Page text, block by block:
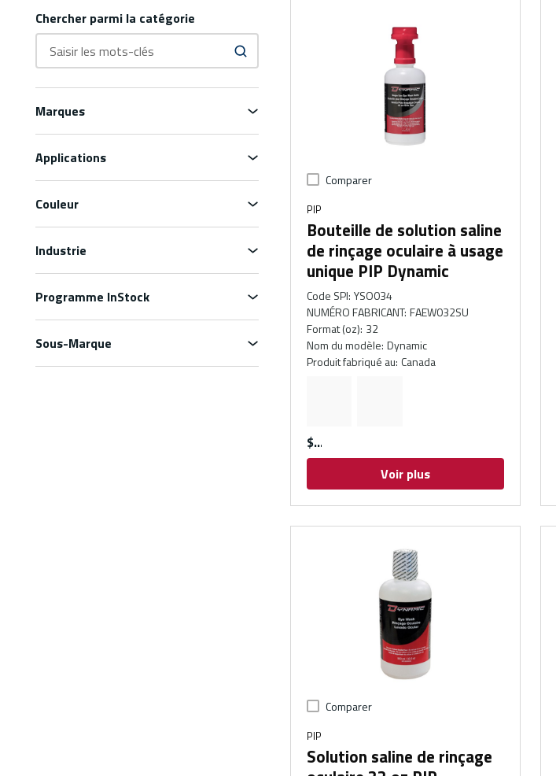
Chercher parmi la catégorie
Marques
Applications
Couleur
Industrie
Programme InStock
Sous-Marque
Comparer
PIP
Bouteille de solution saline
de rinçage oculaire à usage
unique PIP Dynamic
Code SPI: YSO034
NUMÉRO FABRICANT: FAEW032SU
Format (oz): 32
Nom du modèle: Dynamic
Produit fabriqué au: Canada
$
Voir plus
Comparer
PIP
Solution saline de rinçage